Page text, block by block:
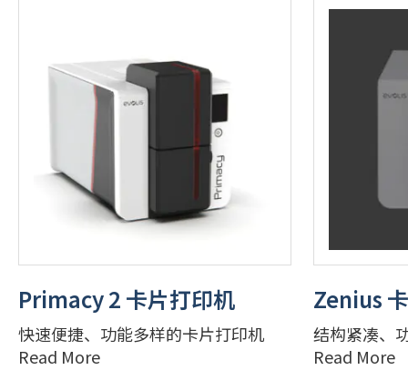
Primacy 2 卡片打印机
快速便捷、功能多样的卡片打印机
Read More
Zenius
结构紧凑、
Read More